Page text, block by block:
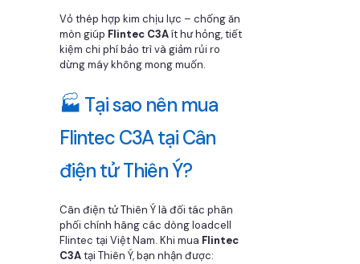
Vỏ thép hợp kim chịu lực – chống ăn
mòn giúp Flintec C3Aít hư hỏng, tiết
kiệm chi phí bảo trì và giảm rủi ro
dừng máy không mong muốn.
🏭 Tại sao nên mua
Flintec C3A tại Cân
điện tử Thiên Ý?
Cân điện tử Thiên Ý là đối tác phân
phối chính hãng các dòng loadcell
Flintec tại Việt Nam. Khi mua Flintec
C3Atại Thiên Ý, bạn nhận được: